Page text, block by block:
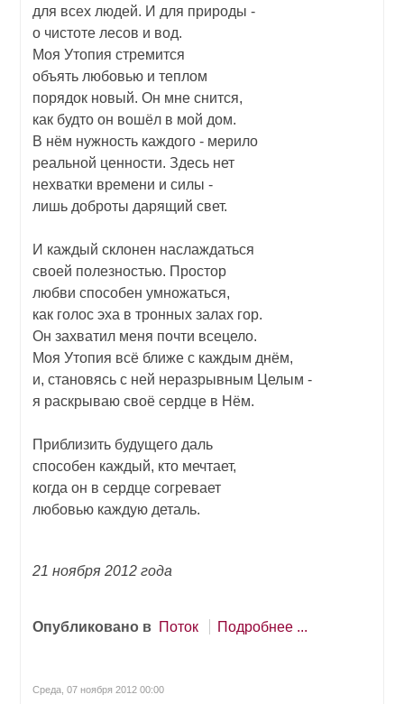
для всех людей. И для природы -
о чистоте лесов и вод.
Моя Утопия стремится
объять любовью и теплом
порядок новый. Он мне снится,
как будто он вошёл в мой дом.
В нём нужность каждого - мерило
реальной ценности. Здесь нет
нехватки времени и силы -
лишь доброты дарящий свет.
И каждый склонен наслаждаться
своей полезностью. Простор
любви способен умножаться,
как голос эха в тронных залах гор.
Он захватил меня почти всецело.
Моя Утопия всё ближе с каждым днём,
и, становясь с ней неразрывным Целым -
я раскрываю своё сердце в Нём.
Приблизить будущего даль
способен каждый, кто мечтает,
когда он в сердце согревает
любовью каждую деталь.
21 ноября 2012 года
Опубликовано в Поток Подробнее ...
Среда, 07 ноября 2012 00:00